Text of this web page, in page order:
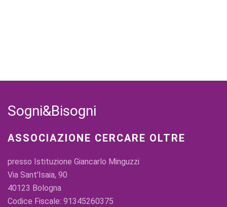
Sogni&Bisogni
ASSOCIAZIONE CERCARE OLTRE
presso Istituzione Giancarlo Minguzzi
Via Sant'Isaia, 90
40123 Bologna
Codice Fiscale: 91345260375